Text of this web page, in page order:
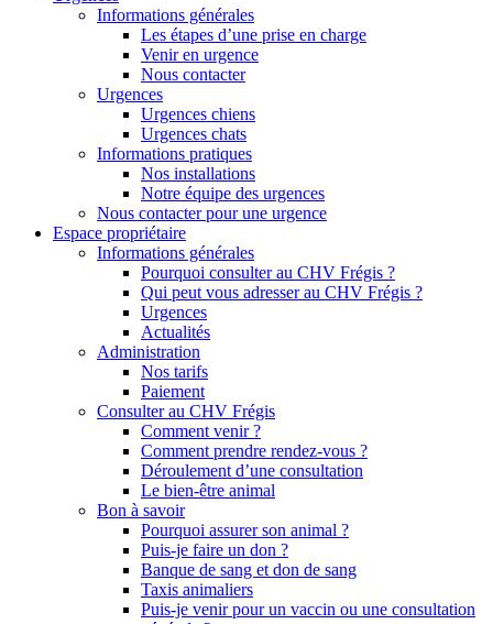
Informations générales
Les étapes d’une prise en charge
Venir en urgence
Nous contacter
Urgences
Urgences chiens
Urgences chats
Informations pratiques
Nos installations
Notre équipe des urgences
Nous contacter pour une urgence
Espace propriétaire
Informations générales
Pourquoi consulter au CHV Frégis ?
Qui peut vous adresser au CHV Frégis ?
Urgences
Actualités
Administration
Nos tarifs
Paiement
Consulter au CHV Frégis
Comment venir ?
Comment prendre rendez-vous ?
Déroulement d’une consultation
Le bien-être animal
Bon à savoir
Pourquoi assurer son animal ?
Puis-je faire un don ?
Banque de sang et don de sang
Taxis animaliers
Puis-je venir pour un vaccin ou une consultation